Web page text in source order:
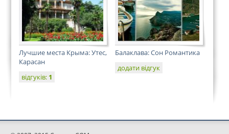
Лучшие места Крыма: Утес,
Карасан
відгуків: 1
Балаклава: Сон Романтика
додати відгук